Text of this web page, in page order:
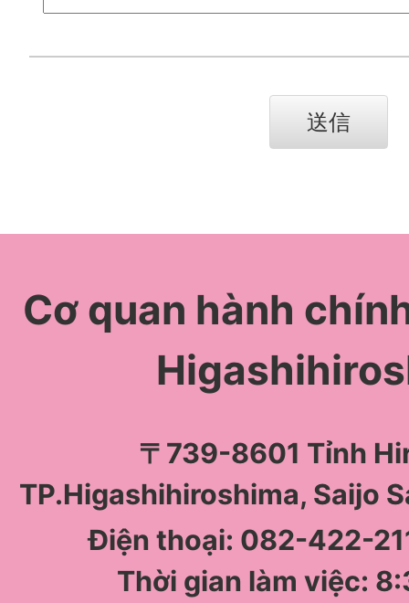
Cơ quan hành
〒739-8601 Tỉnh
TP.Higashihiroshima, Saijo
Điện thoại: 082-422-
Thời gian làm việc: